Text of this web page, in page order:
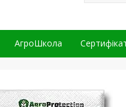
АгроШкола